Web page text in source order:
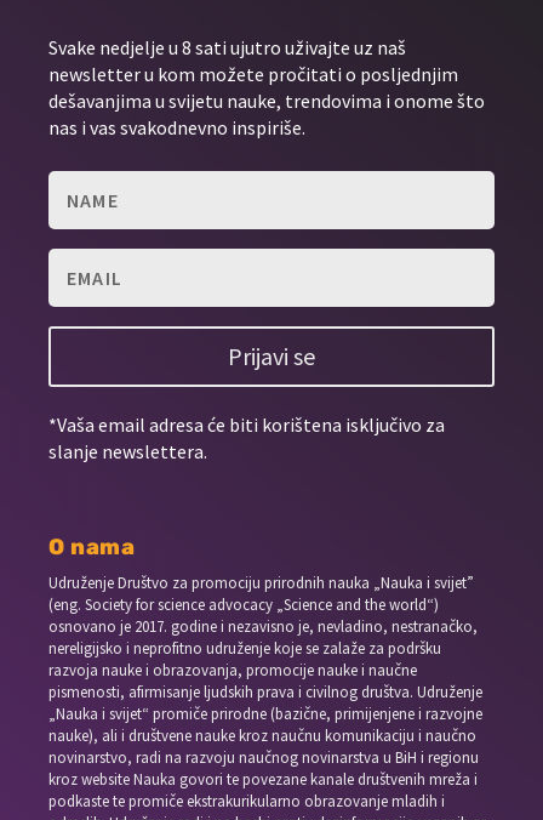
Svake nedjelje u 8 sati ujutro uživajte uz naš
newsletter u kom možete pročitati o posljednjim
dešavanjima u svijetu nauke, trendovima i onome što
nas i vas svakodnevno inspiriše.
Prijavi se
*Vaša email adresa će biti korištena isključivo za
slanje newslettera.
O nama
Udruženje Društvo za promociju prirodnih nauka „Nauka i svijet”
(eng. Society for science advocacy „Science and the world“)
osnovano je 2017. godine i nezavisno je, nevladino, nestranačko,
nereligijsko i neprofitno udruženje koje se zalaže za podršku
razvoja nauke i obrazovanja, promocije nauke i naučne
pismenosti, afirmisanje ljudskih prava i civilnog društva. Udruženje
„Nauka i svijet“ promiče prirodne (bazične, primijenjene i razvojne
nauke), ali i društvene nauke kroz naučnu komunikaciju i naučno
novinarstvo, radi na razvoju naučnog novinarstva u BiH i regionu
kroz website Nauka govori te povezane kanale društvenih mreža i
podkaste te promiče ekstrakurikularno obrazovanje mladih i